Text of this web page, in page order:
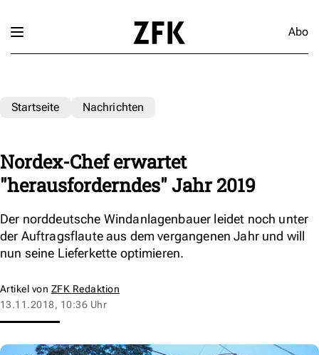
Abo
Startseite Nachrichten
Nordex-Chef erwartet
"herausforderndes" Jahr 2019
Der norddeutsche Windanlagenbauer leidet noch unter
der Auftragsflaute aus dem vergangenen Jahr und will
nun seine Lieferkette optimieren.
Artikel von ZFK Redaktion
13.11.2018, 10:36 Uhr